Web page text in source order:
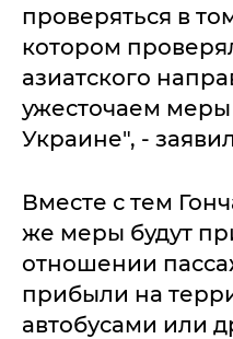
проверяться в
котором
азиатского
ужесточаем меры
Украине", -
Вместе с тем
же меры будут
отношении
прибыли на
автобусами или